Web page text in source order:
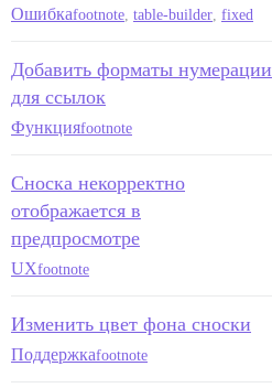
Ошибкаfootnote table-builder fixed
Добавить форматы нумерации
для ссылок
Функцияfootnote
Сноска некорректно
отображается в
предпросмотре
UXfootnote
Изменить цвет фона сноски
Поддержкаfootnote